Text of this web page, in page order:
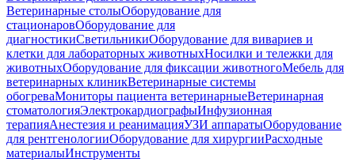
Ветеринарные столыОборудование для
стационаровОборудование для
диагностикиСветильникиОборудование для вивариев и
клетки для лабораторных животныхНосилки и тележки для
животныхОборудование для фиксации животногоМебель для
ветеринарных клиникВетеринарные системы
обогреваМониторы пациента ветеринарныеВетеринарная
стоматологияЭлектрокардиографыИнфузионная
терапияАнестезия и реанимацияУЗИ аппаратыОборудование
для рентгенологииОборудование для хирургииРасходные
материалыИнструменты